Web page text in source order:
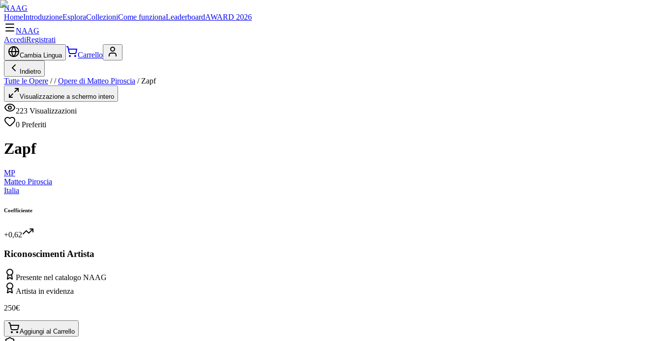
NAAG
HomeIntroduzioneEsploraCollezioniCome funzionaLeaderboardAWARD 2026
NAAG
AccediRegistrati
Cambia Lingua Carrello
Indietro
Tutte le Opere / / Opere di Matteo Piroscia / Zapf
Visualizzazione a schermo intero
223 Visualizzazioni
0 Preferiti
Zapf
MP
Matteo Piroscia
Italia
Coefficiente
+0,62
Riconoscimenti Artista
Presente nel catalogo NAAG
Artista in evidenza
250€
Aggiungi al Carrello